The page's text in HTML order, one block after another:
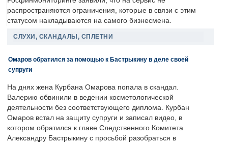
распространяются ограничения, которые в связи с этим
статусом накладываются на самого бизнесмена.
СЛУХИ, СКАНДАЛЫ, СПЛЕТНИ
Омаров обратился за помощью к Бастрыкину в деле своей
супруги
На днях жена Курбана Омарова попала в скандал.
Валерию обвинили в ведении косметологической
деятельности без соответствующего диплома. Курбан
Омаров встал на защиту супруги и записал видео, в
котором обратился к главе Следственного Комитета
Александру Бастрыкину с просьбой разобраться в